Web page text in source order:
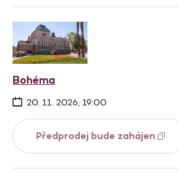
Bohéma
20. 11. 2026, 19:00
Předprodej bude zahájen